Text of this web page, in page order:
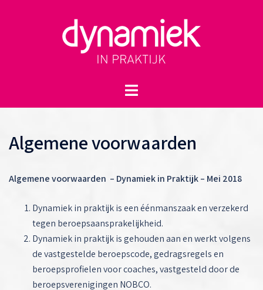
Toggle
Algemene voorwaarden
Algemene voorwaarden – Dynamiek in Praktijk – Mei 2018
Dynamiek in praktijk is een éénmanszaak en verzekerd
tegen beroepsaansprakelijkheid.
Dynamiek in praktijk is gehouden aan en werkt volgens
de vastgestelde beroepscode, gedragsregels en
beroepsprofielen voor coaches, vastgesteld door de
beroepsverenigingen NOBCO.